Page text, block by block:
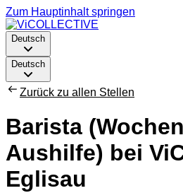
Zum Hauptinhalt springen
Deutsch
Deutsch
Zurück zu allen Stellen
Barista
Aushilfe) bei
Eglisau